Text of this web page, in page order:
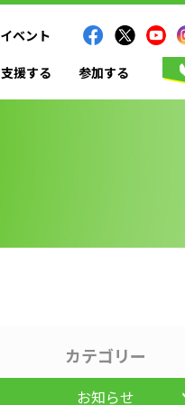
支援する 参加する
イベント
カテゴリー
お知らせ